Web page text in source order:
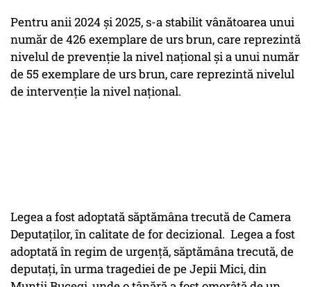
Pentru anii 2024 şi 2025, s-a stabilit vânătoarea unui
număr de 426 exemplare de urs brun, care reprezintă
nivelul de prevenţie la nivel naţional şi a unui număr
de 55 exemplare de urs brun, care reprezintă nivelul
de intervenţie la nivel naţional.
Legea a fost adoptată săptămâna trecută de Camera
Deputaţilor, în calitate de for decizional. Legea a fost
adoptată în regim de urgenţă, săptămâna trecută, de
deputaţi, în urma tragediei de pe Jepii Mici, din